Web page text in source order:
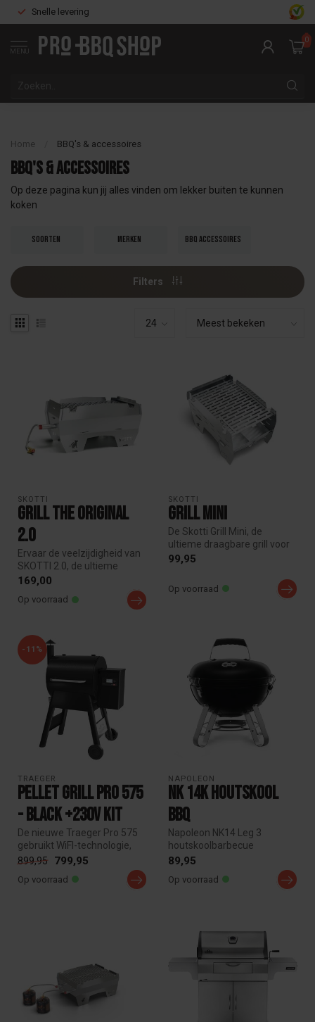
Snelle levering
MENU
0
Home BBQ's & accessoires
BBQ's & accessoires
Op deze pagina kun jij alles vinden om lekker buiten te kunnen
koken
Soorten Merken BBQ accessoires
Filters
SKOTTI
Grill The Original
2.0
Ervaar de veelzijdigheid van
SKOTTI 2.0, de ultieme
draagbare grill met nieuw
169,00
Op voorraad
SKOTTI
Grill Mini
De Skotti Grill Mini, de
ultieme draagbare grill voor
buiten. Weegt slechts 1,9 ...
99,95
Op voorraad
-11%
TRAEGER
Pellet Grill Pro 575
- Black +230V Kit
De nieuwe Traeger Pro 575
gebruikt WiFI-technologie,
zodat jij je grill altijd e...
899,95 799,95
Op voorraad
NAPOLEON
NK 14K Houtskool
BBQ
Napoleon NK14 Leg 3
houtskoolbarbecue
compacte kogel BBQ met
89,95
Op voorraad